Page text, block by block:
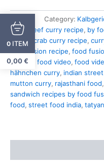
Category:
Tags:
beef curry recipe, by
fusion
crab curry recipe,
food fusion recipe, food
recipes
food video, food
hähnchen curry, indian
mutton curry, rajasthani food,
sandwich recipes by food
food, street food india,
0 ITEM
0,00€